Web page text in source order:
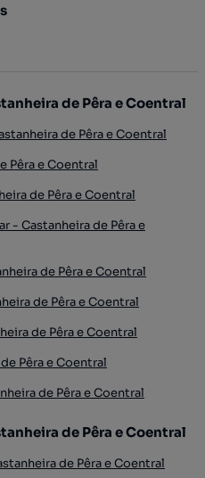
de Pêra e Coentral
de Pêra e Coentral
Pêra e Coentral
de Pêra e Coentral
- Castanheira de Pêra e
de Pêra e Coentral
de Pêra e Coentral
de Pêra e Coentral
Pêra e Coentral
de Pêra e Coentral
de Pêra e Coentral
de Pêra e Coentral